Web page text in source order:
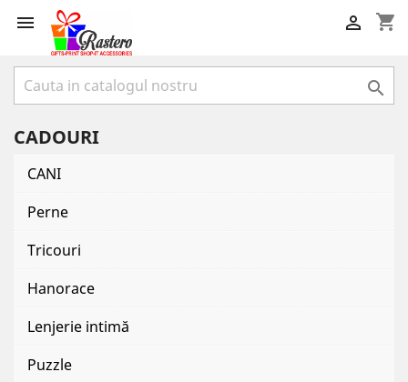
 shopping_cart


CADOURI
CANI
Perne
Tricouri
Hanorace
Lenjerie intimă
Puzzle